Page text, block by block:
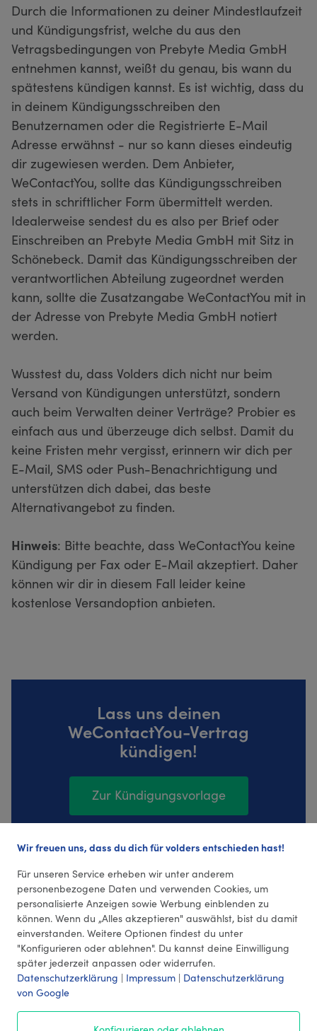
Durch die Informationen zu deiner Mindestlaufzeit
und Kündigungsfrist, welche du aus den
Vetragsbedingungen von Prebyte Media GmbH
entnehmen kannst, weißt du genau, bis wann du
spätestens kündigen kannst. Es ist wichtig, dass du
in deinem Kündigungsschreiben den
Benutzernamen oder die Registrierte E-Mail
Adresse erwähnst - nur so kann dieses eindeutig
dir zugewiesen werden. Dem Anbieter,
WeContactYou, sollte das Kündigungsschreiben
stets in schriftlicher Form übermittelt werden.
Idealerweise sendest du es also per Brief oder
Einschreiben an Prebyte Media GmbH mit Sitz in
Schönebeck. Damit das Kündigungsschreiben der
verantwortlichen Abteilung zugeordnet werden
kann, sollte die Zusatzangabe WeContactYou mit in
der Adresse von Prebyte Media GmbH notiert
werden.
Wusstest du, dass Volders dich nicht nur beim
Versand von Kündigungen unterstützt, sondern
auch beim Verwalten deiner Verträge? Probier es
einfach aus und überzeuge dich selbst. Damit du
keine Fristen mehr vergisst, erinnern wir dich per
E-Mail, SMS oder Push-Benachrichtigung und
unterstützen dich dabei, das beste
Alternativangebot zu finden.
Hinweis: Bitte beachte, dass WeContactYou keine
Kündigung per Fax oder E-Mail akzeptiert. Daher
können wir dir in diesem Fall leider keine
kostenlose Versandoption anbieten.
Lass uns deinen
WeContactYou-Vertrag
kündigen!
Zur Kündigungsvorlage
182 Bewertungen (4,38 Durchschnitt)
Wir freuen uns, dass du dich für volders entschieden hast!
Für unseren Service erheben wir unter anderem
personenbezogene Daten und verwenden Cookies, um
personalisierte Anzeigen sowie Werbung einblenden zu
können. Wenn du „Alles akzeptieren" auswählst, bist du damit
einverstanden. Weitere Optionen findest du unter
"Konfigurieren oder ablehnen". Du kannst deine Einwilligung
später jederzeit anpassen oder widerrufen.
Datenschutzerklärung | Impressum | Datenschutzerklärung
von Google